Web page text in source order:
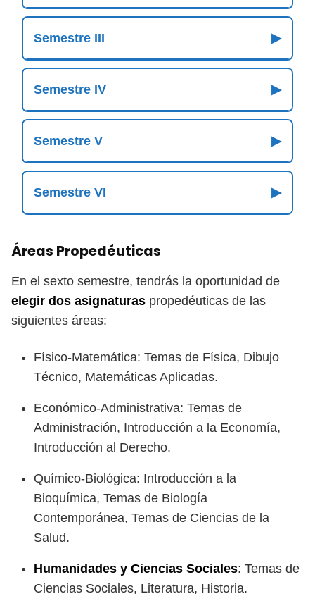
Semestre III ▶
Semestre IV ▶
Semestre V ▶
Semestre VI ▶
Áreas Propedéuticas
En el sexto semestre, tendrás la oportunidad de
elegir dos asignaturas propedéuticas de las
siguientes áreas:
Físico-Matemática: Temas de Física, Dibujo
Técnico, Matemáticas Aplicadas.
Económico-Administrativa: Temas de
Administración, Introducción a la Economía,
Introducción al Derecho.
Químico-Biológica: Introducción a la
Bioquímica, Temas de Biología
Contemporánea, Temas de Ciencias de la
Salud.
Humanidades y Ciencias Sociales: Temas de
Ciencias Sociales, Literatura, Historia.